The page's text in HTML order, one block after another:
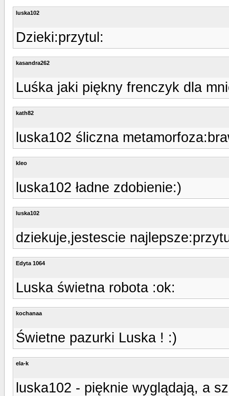
luska102
Dzieki:przytul:
kasandra262
Luśka jaki piękny frenczyk dla
kath82
luska102 śliczna
kleo
luska102 ładne zdobienie:)
luska102
dziekuje,jestescie
Edyta 1064
Luska świetna robota :ok:
kochanaa
Świetne pazurki Luska ! :)
ela-k
luska102 - pięknie wyglądają, a